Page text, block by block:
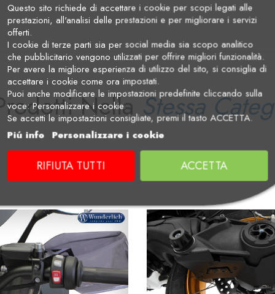
NellaStessa
Questo sito richiede di accettare i cookie per scopi legati alle
prestazioni, all'analisi delle prestazioni e per migliorare i servizi
offerti.
I cookie di terze parti sia per social media sia scopo analitico
che pubblicitario vengono utilizzati per offrire migliori funzionalità.
Per avere la migliore esperienza di utilizzo del sito, si consiglia di
accettare i cookie come ora impostati.
Puoi anche modificare le impostazioni predefinite cliccando sulla
voce: Personalizzare i cookie.
Se accetti le impostazioni consigliate, premi il tasto ACCETTA.
Piú info Personalizzare i cookie
RIFIUTA TUTTI ACCETTA